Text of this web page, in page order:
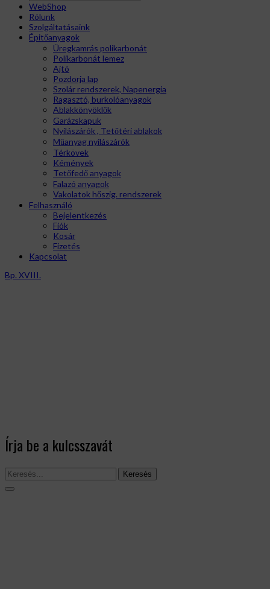
WebShop
Rólunk
Szolgáltatásaink
Épitőanyagok
Üregkamrás polikarbonát
Polikarbonát lemez
Ajtó
Pozdorja lap
Szolár rendszerek, Napenergia
Ragasztó, burkolóanyagok
Ablakkönyöklők
Garázskapuk
Nyílászárók , Tetőtéri ablakok
Műanyag nyílászárók
Térkövek
Kémények
Tetőfedő anyagok
Falazó anyagok
Vakolatok hőszig. rendszerek
Felhasználó
Bejelentkezés
Fiók
Kosár
Fizetés
Kapcsolat
Bp. XVIII.
Írja be a kulcsszavát
Keresés